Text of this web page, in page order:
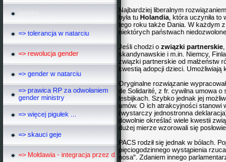
=> tolerancja w natarciu
=> rewolucja gender
=> gender w natarciu
=> prawica RP za odwołaniem
gender ministry
=> więcej pigułek ...
=> skauci geje
=> Mołdawia - integracja przez d
Najbardziej liberalnym
była tu Holandia, która uczyniła to
tego roku także Dania. W każdym
niektórych państwach
Jeśli chodzi o związki partnerskie
skandynawskie i m.in. Niemcy,
związki partnerskie od małżeństw
kwestią adopcji dzieci.
Oryginalne rozwiązanie
de Solidarité, z fr. cywilna umowa
lesbijkach. Szybko jednak jej
umów. O ich atrakcyjności stanowi
(wystarczy jednostronna
dowolnie określać wiele kwestii
dużej mierze wzorowali się
PACS rodził się jednak w bólach.
pięciogodzinnego wystąpienia
nosa". Zdaniem innego